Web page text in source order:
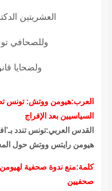
العشريتين
وللصحافي
ولضحايا
العرب:هيومن ووتش: تونس
السياسيين بعد الإفراج
القدس العربي:تونس تندد
هيومن رايتس ووتش حول
كلمة:منع ندوة صحفية
صحفيين